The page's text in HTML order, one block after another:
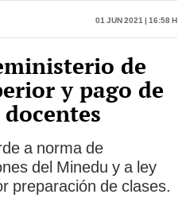
01 Jun 2021 | 16:58 h
de
y pago de
a norma de
del Minedu y a ley
preparación de clases.